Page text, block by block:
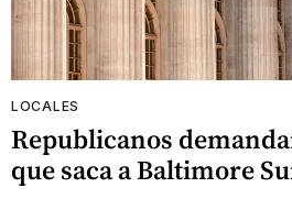
LOCALES
Republicanos
que saca a Baltimore